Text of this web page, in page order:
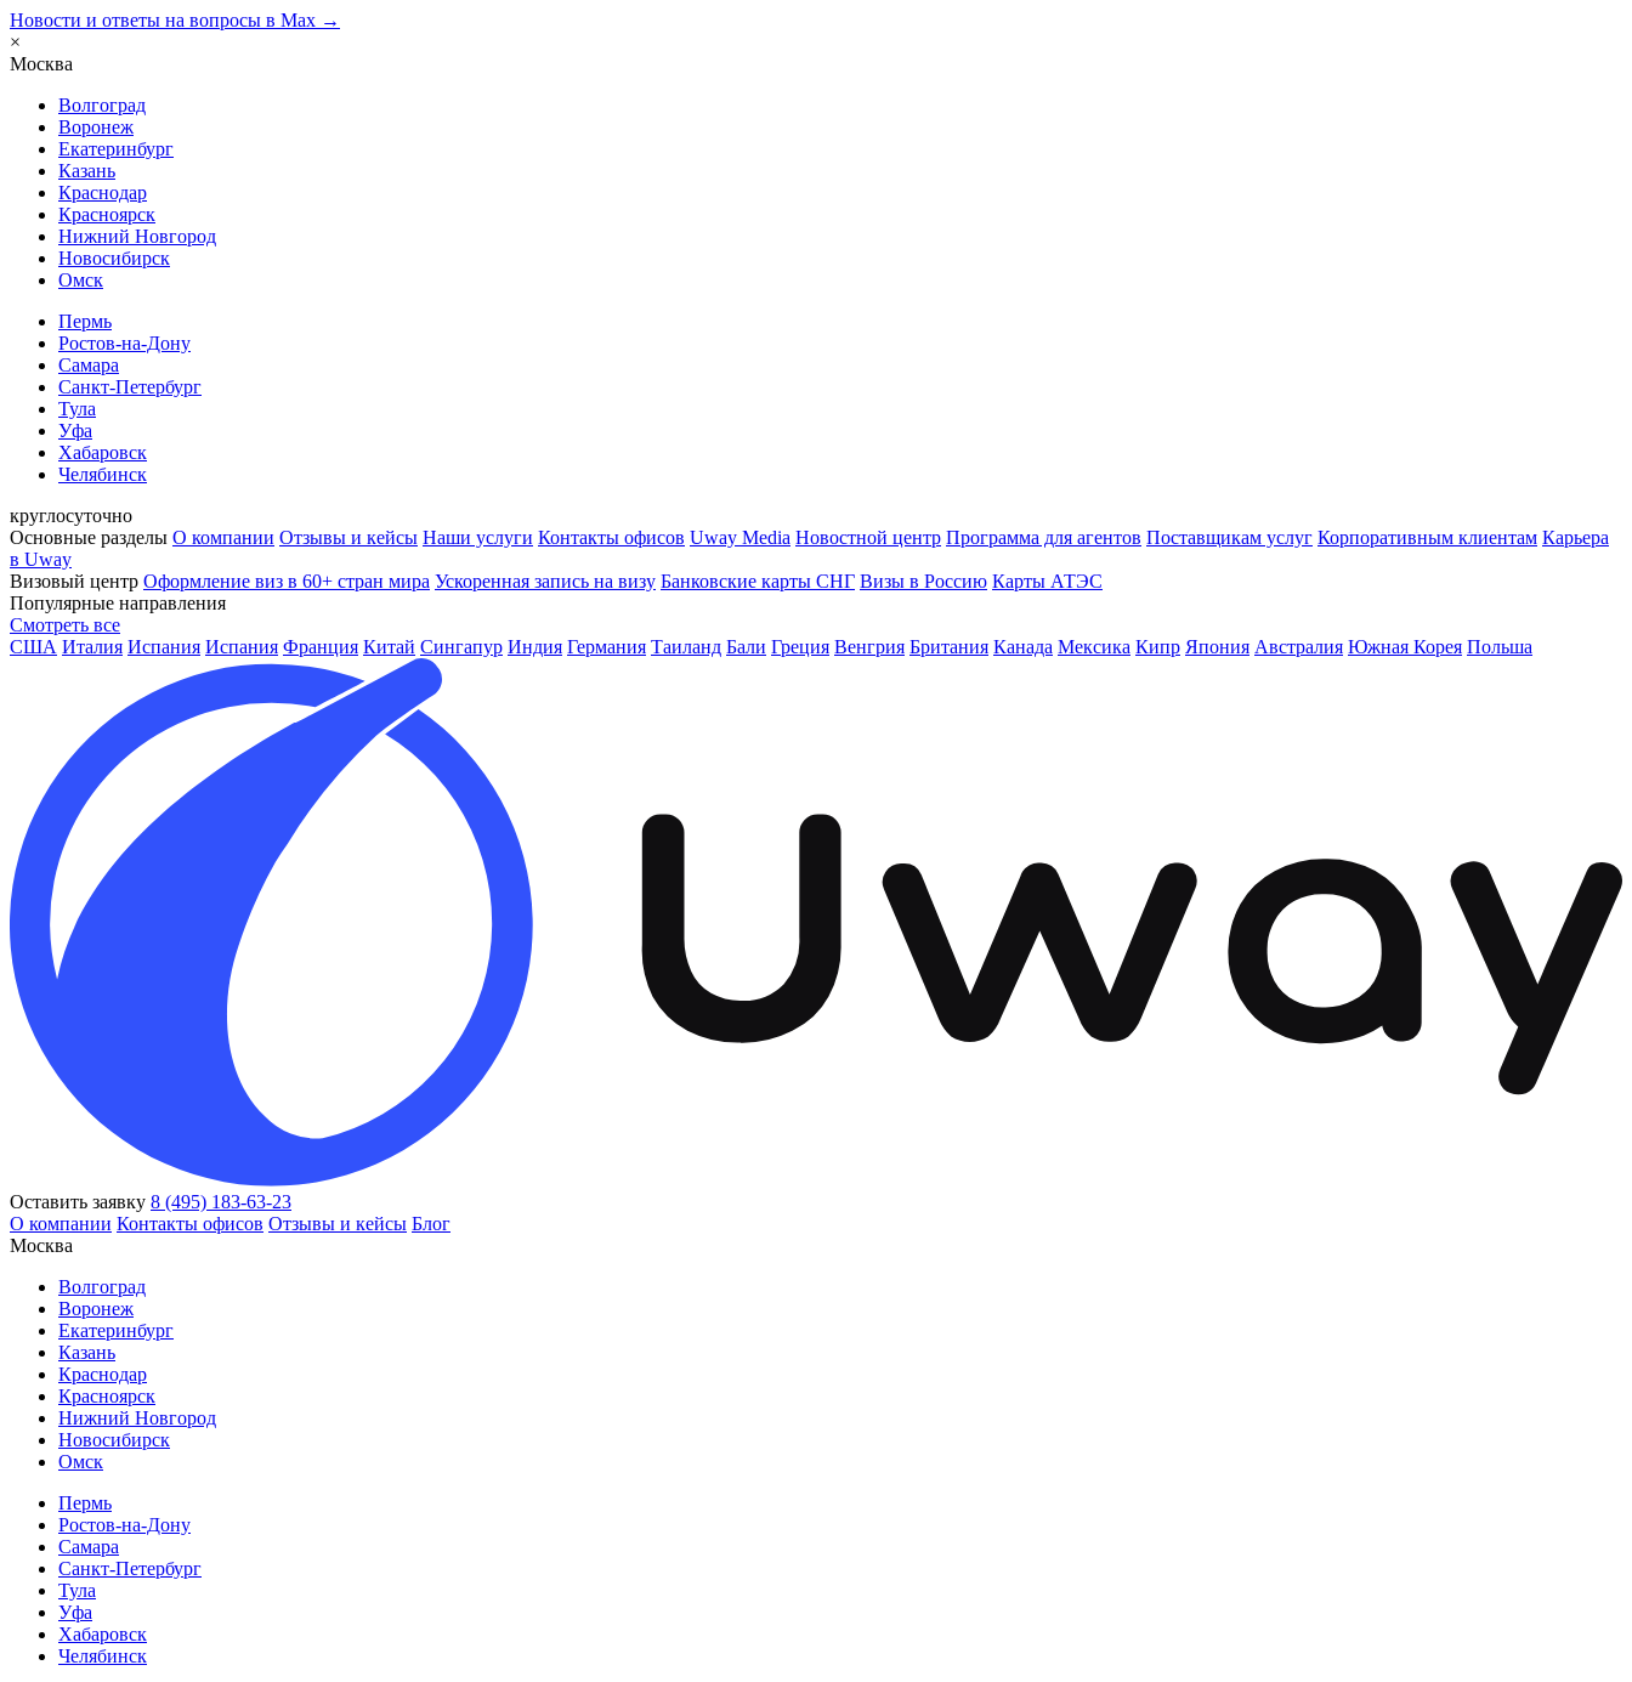
Новости и ответы на вопросы в Max →
×
Москва
Волгоград
Воронеж
Екатеринбург
Казань
Краснодар
Красноярск
Нижний Новгород
Новосибирск
Омск
Пермь
Ростов-на-Дону
Самара
Санкт-Петербург
Тула
Уфа
Хабаровск
Челябинск
круглосуточно
Основные разделы О компании Отзывы и кейсы Наши услуги Контакты офисов Uway Media Новостной центр Программа для агентов Поставщикам услуг Корпоративным клиентам Карьера
в Uway
Визовый центр Оформление виз в 60+ стран мира Ускоренная запись на визу Банковские карты СНГ Визы в Россию Карты АТЭС
Популярные направления
Смотреть все
США Италия Испания Испания Франция Китай Сингапур Индия Германия Таиланд Бали Греция Венгрия Британия Канада Мексика Кипр Япония Австралия Южная Корея Польша
Оставить заявку 8 (495) 183-63-23
О компании Контакты офисов Отзывы и кейсы Блог
Москва
Волгоград
Воронеж
Екатеринбург
Казань
Краснодар
Красноярск
Нижний Новгород
Новосибирск
Омск
Пермь
Ростов-на-Дону
Самара
Санкт-Петербург
Тула
Уфа
Хабаровск
Челябинск